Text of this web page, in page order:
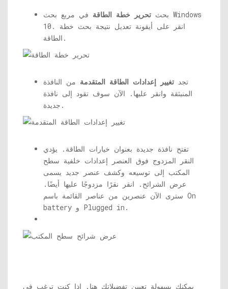
بحث تحرير خطة الطاقة في مربع بحث Windows
10. انقر على أيقونة تعديل نتيجة بحث خطة
الطاقة.
تجد تغيير إعدادات الطاقة المتقدمة من النافذة
المنبثقة وانقر عليها. الآن سوف تقود إلى نافذة
جديدة.
تفتح نافذة جديدة بعنوان خيارات الطاقة. يؤدي
النقر المزدوج فوق العنصر إعدادات خلفية سطح
المكتب إلى توسيعه وكشف عنصر جديد يسمى
عرض الشرائح. انقر نقرًا مزدوجًا عليها أيضًا.
سترى الآن عنصرين من عناصر القائمة باسم On
battery و Plugged in.
يمكنك بسهولة تعيين تفضيلاتك هنا. إذا كنت ترغب في